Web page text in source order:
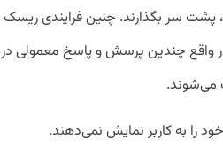
سر بگذارند. چنین فرایندی ریسک
واقع چندین پرسش و پاسخ معمولی در
می‌شوند.
را به کاربر نمایش نمی‌دهند.